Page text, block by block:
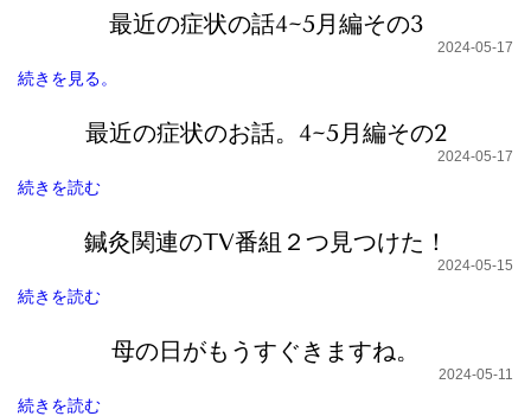
最近の症状の話4~5月編その3
2024-05-17
続きを見る。
最近の症状のお話。4~5月編その2
2024-05-17
続きを読む
鍼灸関連のTV番組２つ見つけた！
2024-05-15
続きを読む
母の日がもうすぐきますね。
2024-05-11
続きを読む